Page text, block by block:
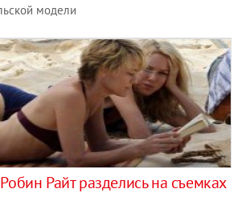
модели
Райт разделись на съемках